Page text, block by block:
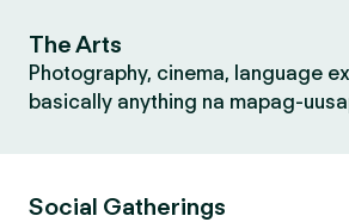
The Arts
Photography, cinema, language
basically anything na mapag-
Social Gatherings